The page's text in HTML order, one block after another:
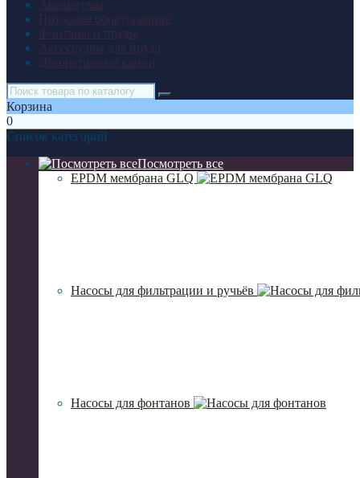
Аквариумы
Прудовое оборудование
Фонтаны и пруды
Аксессуары для пруда
Декоративные камни
Корзина
0
Список категорий
Посмотреть все
EPDM мембрана GLQ
Насосы для фильтрации и ручьёв
Насосы для фонтанов